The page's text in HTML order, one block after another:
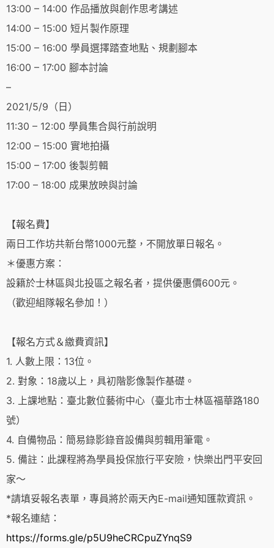
13:00 – 14:00 作品播放與創作思考講述
14:00 – 15:00 短片製作原理
15:00 – 16:00 學員選擇踏查地點、規劃腳本
16:00 – 17:00 腳本討論
–
2021/5/9（日）
11:30 – 12:00 學員集合與行前說明
12:00 – 15:00 實地拍攝
15:00 – 17:00 後製剪輯
17:00 – 18:00 成果放映與討論
【報名費】
兩日工作坊共新台幣1000元整，不開放單日報名。
＊優惠方案：
設籍於士林區與北投區之報名者，提供優惠價600元。
（歡迎組隊報名參加！）
【報名方式＆繳費資訊】
1. 人數上限：13位。
2. 對象：18歲以上，具初階影像製作基礎。
3. 上課地點：臺北數位藝術中心（臺北市士林區福華路180
號）
4. 自備物品：簡易錄影錄音設備與剪輯用筆電。
5. 備註：此課程將為學員投保旅行平安險，快樂出門平安回
家～
*請填妥報名表單，專員將於兩天內E-mail通知匯款資訊。
*報名連結：
https://forms.gle/p5U9heCRCpuZYnqS9